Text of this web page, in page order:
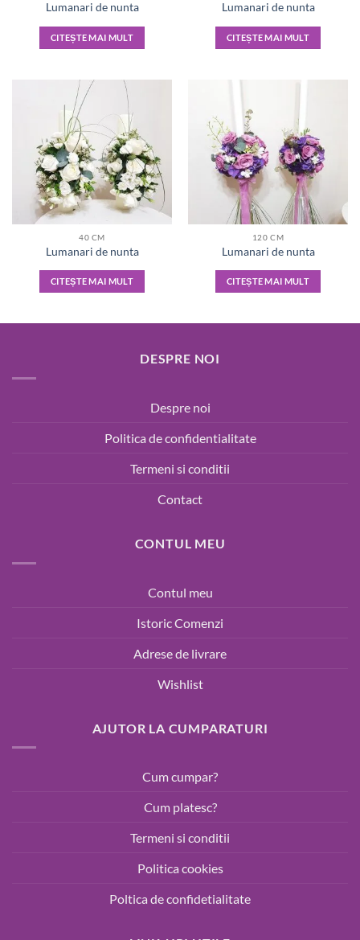
Lumanari de nunta
CITEȘTE MAI MULT
Lumanari de nunta
CITEȘTE MAI MULT
40 CM
Lumanari de nunta
CITEȘTE MAI MULT
120 CM
Lumanari de nunta
CITEȘTE MAI MULT
DESPRE NOI
Despre noi
Politica de confidentialitate
Termeni si conditii
Contact
CONTUL MEU
Contul meu
Istoric Comenzi
Adrese de livrare
Wishlist
AJUTOR LA CUMPARATURI
Cum cumpar?
Cum platesc?
Termeni si conditii
Politica cookies
Poltica de confidetialitate